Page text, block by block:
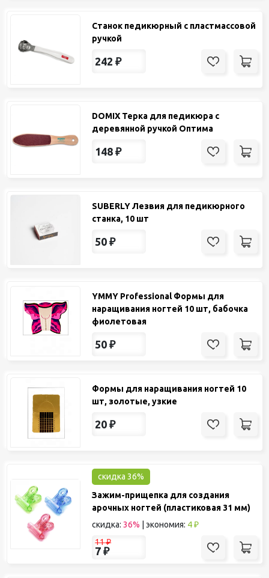
Станок педикюрный с пластмассовой
ручкой
242 ₽
DOMIX Терка для педикюра с
деревянной ручкой Оптима
148 ₽
SUBERLY Лезвия для педикюрного
станка, 10 шт
50 ₽
YMMY Professional Формы для
наращивания ногтей 10 шт, бабочка
фиолетовая
50 ₽
Формы для наращивания ногтей 10
шт, золотые, узкие
20 ₽
скидка 36%
Зажим-прищепка для создания
арочных ногтей (пластиковая 31 мм)
скидка:36% |экономия: 4 ₽
11₽
7 ₽